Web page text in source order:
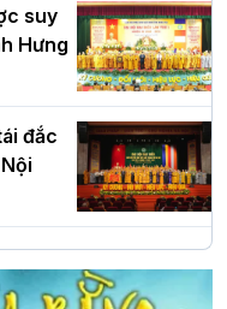
suy
Hưng
đắc
Thủ